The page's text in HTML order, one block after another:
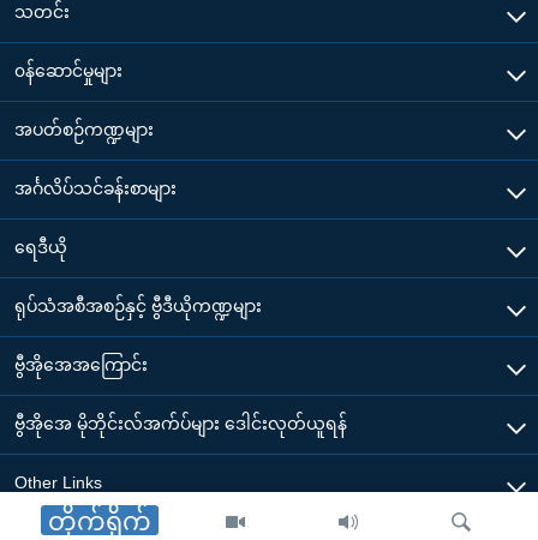
တိုက်ရိုက်
သတင်း
၀န်ဆောင်မှုများ
အပတ်စဉ်ကဏ္ဍများ
အင်္ဂလိပ်သင်ခန်းစာများ
ရေဒီယို
ရုပ်သံအစီအစဉ်နှင့် ဗွီဒီယိုကဏ္ဍများ
ဗွီအိုအေအကြောင်း
ဗွီအိုအေ မိုဘိုင်းလ်အက်ပ်များ ဒေါင်းလုတ်ယူရန်
Other Links